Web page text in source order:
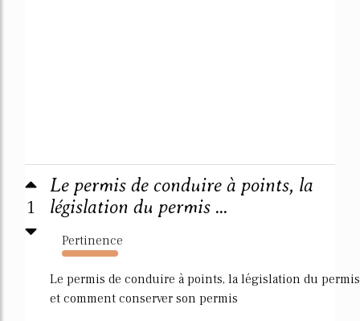
1
Le permis de conduire à points, la
législation du permis ...
Pertinence
20644%
Le permis de conduire à points, la législation du permis
et comment conserver son permis